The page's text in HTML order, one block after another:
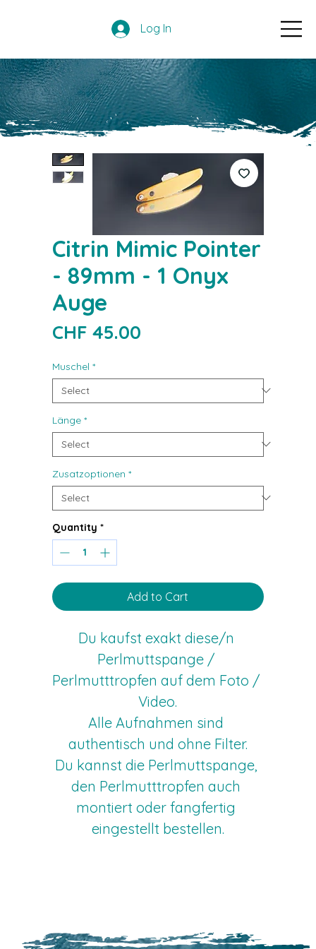
Log In
Citrin Mimic Pointer
- 89mm - 1 Onyx
Auge
CHF 45.00
Muschel *
Länge *
Zusatzoptionen *
Quantity *
Add to Cart
Du kaufst exakt diese/n
Perlmuttspange /
Perlmutttropfen auf dem Foto /
Video.
Alle Aufnahmen sind
authentisch und ohne Filter.
Du kannst die Perlmuttspange,
den Perlmutttropfen auch
montiert oder fangfertig
eingestellt bestellen.